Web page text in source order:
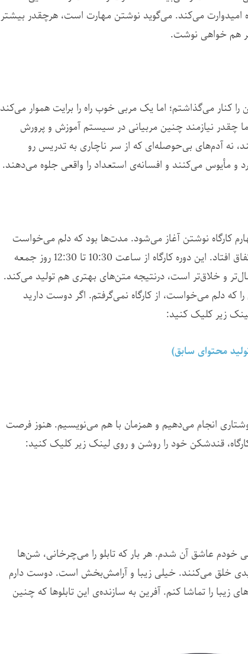
امیدوارت می‌کند. می‌گوید نوشتن مهارت است، هرچقدر بیشتر
هم خواهی نوشت.
کنار می‌گذاشتم؛ اما یک مربی خوب راه را برایت هموار می‌کند
چقدر نیازمند چنین مربیانی در سیستم آموزش و پرورش
نه آدم‌های بی‌حوصله‌ای که از سر ناچاری به تدریس رو
و مأیوس می‌کنند و افسانه‌ی استعداد را واقعی جلوه می‌دهند.
کارگاه نوشتن آغاز می‌شود. مدت‌ها بود که دلم می‌خواست
ساعت کارگاه تغییر کند و بالاخره این اتفاق افتاد. این دوره کارگاه از ساعت 10:30 تا 12:30 روز جمعه
و خلاق‌تر است، درنتیجه متن‌های بهتری هم تولید می‌کند.
که دلم می‌خواست، از کارگاه نمی‌گرفتم. اگر دوست دارید
لینک زیر کلیک کنید:
محتوای سابق)
انجام می‌دهیم و همزمان با هم می‌نویسیم. هنوز فرصت
قندشکن خود را روشن و روی لینک زیر کلیک کنید:
خودم عاشق آن شدم. هر بار که تابلو را می‌چرخانی، شن‌ها
خلق می‌کنند. خیلی زیبا و آرامش‌بخش است. دوست دارم
را تماشا کنم. آفرین به سازنده‌ی این تابلوها که چنین